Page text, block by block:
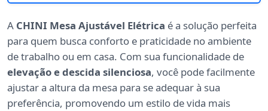
A CHINI Mesa Ajustável Elétrica é a solução perfeita
para quem busca conforto e praticidade no ambiente
de trabalho ou em casa. Com sua funcionalidade de
elevação e descida silenciosa, você pode facilmente
ajustar a altura da mesa para se adequar à sua
preferência, promovendo um estilo de vida mais